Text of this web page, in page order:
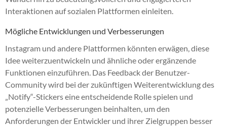
Interaktionen auf sozialen Plattformen einleiten.
Mögliche Entwicklungen und Verbesserungen
Instagram und andere Plattformen könnten erwägen, diese
Idee weiterzuentwickeln und ähnliche oder ergänzende
Funktionen einzuführen. Das Feedback der Benutzer-
Community wird bei der zukünftigen Weiterentwicklung des
„Notify“-Stickers eine entscheidende Rolle spielen und
potenzielle Verbesserungen beinhalten, um den
Anforderungen der Entwickler und ihrer Zielgruppen besser